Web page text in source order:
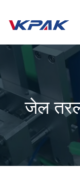
इसे
बढ़ने
लिए
जेल